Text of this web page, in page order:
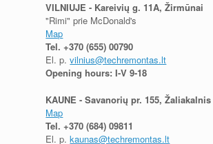
VILNIUJE - Kareivių g. 11A, Žirmūnai
"Rimi" prie McDonald's
Map
Tel.+370 (655) 00790
El. p.vilnius@techremontas.lt
Opening hours: I-V 9-18
KAUNE - Savanorių pr. 155, Žaliakalnis
Map
Tel.+370 (684) 09811
El. p.kaunas@techremontas.lt